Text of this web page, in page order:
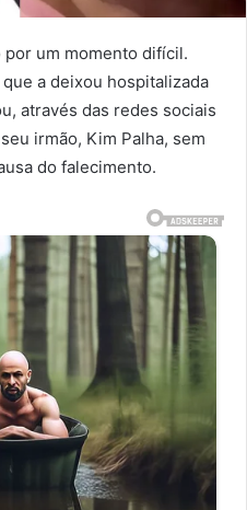
por um momento difícil.
a deixou hospitalizada
através das redes sociais
irmão, Kim Palha, sem
do falecimento.